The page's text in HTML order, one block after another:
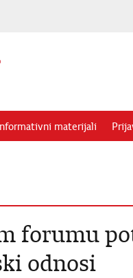
materijali
forumu
odnosi